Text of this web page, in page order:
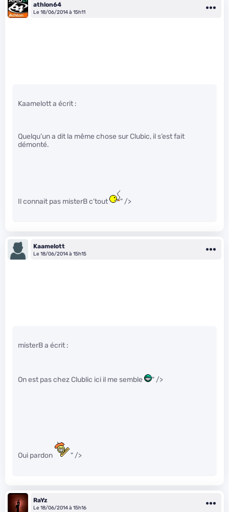
athlon64
Le 18/06/2014 à 15h11
Kaamelott a écrit :
Quelqu’un a dit la même chose sur Clubic, il s’est fait
démonté.
Il connait pas misterB c’tout " />
Kaamelott
Le 18/06/2014 à 15h15
misterB a écrit :
On est pas chez Clublic ici il me semble " />
Oui pardon " />
RaYz
Le 18/06/2014 à 15h16